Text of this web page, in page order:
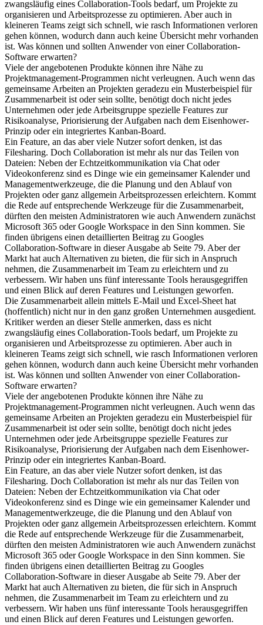
zwangsläufig eines Collaboration-Tools bedarf, um Projekte zu
organisieren und Arbeitsprozesse zu optimieren. Aber auch in
kleineren Teams zeigt sich schnell, wie rasch Informationen verloren
gehen können, wodurch dann auch keine Übersicht mehr vorhanden
ist. Was können und sollten Anwender von einer Collaboration-
Software erwarten?
Viele der angebotenen Produkte können ihre Nähe zu
Projektmanagement-Programmen nicht verleugnen. Auch wenn das
gemeinsame Arbeiten an Projekten geradezu ein Musterbeispiel für
Zusammenarbeit ist oder sein sollte, benötigt doch nicht jedes
Unternehmen oder jede Arbeitsgruppe spezielle Features zur
Risikoanalyse, Priorisierung der Aufgaben nach dem Eisenhower-
Prinzip oder ein integriertes Kanban-Board.
Ein Feature, an das aber viele Nutzer sofort denken, ist das
Filesharing. Doch Collaboration ist mehr als nur das Teilen von
Dateien: Neben der Echtzeitkommunikation via Chat oder
Videokonferenz sind es Dinge wie ein gemeinsamer Kalender und
Managementwerkzeuge, die die Planung und den Ablauf von
Projekten oder ganz allgemein Arbeitsprozessen erleichtern. Kommt
die Rede auf entsprechende Werkzeuge für die Zusammenarbeit,
dürften den meisten Administratoren wie auch Anwendern zunächst
Microsoft 365 oder Google Workspace in den Sinn kommen. Sie
finden übrigens einen detaillierten Beitrag zu Googles
Collaboration-Software in dieser Ausgabe ab Seite 79. Aber der
Markt hat auch Alternativen zu bieten, die für sich in Anspruch
nehmen, die Zusammenarbeit im Team zu erleichtern und zu
verbessern. Wir haben uns fünf interessante Tools herausgegriffen
und einen Blick auf deren Features und Leistungen geworfen.
Die Zusammenarbeit allein mittels E-Mail und Excel-Sheet hat
(hoffentlich) nicht nur in den ganz großen Unternehmen ausgedient.
Kritiker werden an dieser Stelle anmerken, dass es nicht
zwangsläufig eines Collaboration-Tools bedarf, um Projekte zu
organisieren und Arbeitsprozesse zu optimieren. Aber auch in
kleineren Teams zeigt sich schnell, wie rasch Informationen verloren
gehen können, wodurch dann auch keine Übersicht mehr vorhanden
ist. Was können und sollten Anwender von einer Collaboration-
Software erwarten?
Viele der angebotenen Produkte können ihre Nähe zu
Projektmanagement-Programmen nicht verleugnen. Auch wenn das
gemeinsame Arbeiten an Projekten geradezu ein Musterbeispiel für
Zusammenarbeit ist oder sein sollte, benötigt doch nicht jedes
Unternehmen oder jede Arbeitsgruppe spezielle Features zur
Risikoanalyse, Priorisierung der Aufgaben nach dem Eisenhower-
Prinzip oder ein integriertes Kanban-Board.
Ein Feature, an das aber viele Nutzer sofort denken, ist das
Filesharing. Doch Collaboration ist mehr als nur das Teilen von
Dateien: Neben der Echtzeitkommunikation via Chat oder
Videokonferenz sind es Dinge wie ein gemeinsamer Kalender und
Managementwerkzeuge, die die Planung und den Ablauf von
Projekten oder ganz allgemein Arbeitsprozessen erleichtern. Kommt
die Rede auf entsprechende Werkzeuge für die Zusammenarbeit,
dürften den meisten Administratoren wie auch Anwendern zunächst
Microsoft 365 oder Google Workspace in den Sinn kommen. Sie
finden übrigens einen detaillierten Beitrag zu Googles
Collaboration-Software in dieser Ausgabe ab Seite 79. Aber der
Markt hat auch Alternativen zu bieten, die für sich in Anspruch
nehmen, die Zusammenarbeit im Team zu erleichtern und zu
verbessern. Wir haben uns fünf interessante Tools herausgegriffen
und einen Blick auf deren Features und Leistungen geworfen.